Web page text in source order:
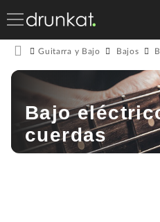
Guitarra y Bajo Bajos
Bajo
cuerdas